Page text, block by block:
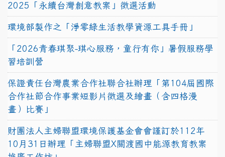
2025「永續台灣創意教案」徵選活動
環境部製作之「淨零綠生活教學資源工具手冊」
「2026青春琪聚-琪心服務，童行有你」暑假服務學
習培訓營
保證責任台灣農業合作社聯合社辦理「第104屆國際
合作社節合作事業短影片徵選及繪畫（含四格漫
畫）比賽」
財團法人主婦聯盟環境保護基金會會謹訂於112年
10月31日辦理「主婦聯盟X關渡國中能源教育教案